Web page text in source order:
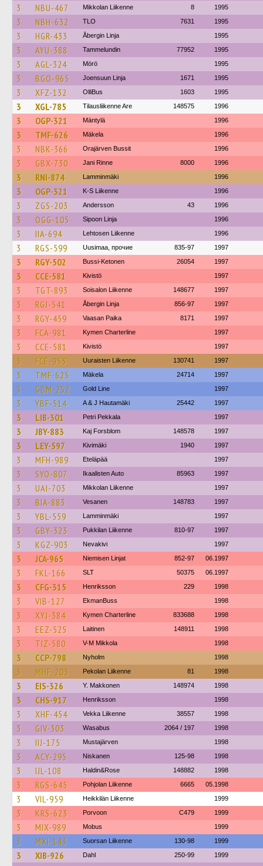
3 NBU-467 Mikkolan Liikenne 8 1995
3 NBH-632 TLO 7631 1995
3 HGR-433 Åbergin Linja 1995
3 AYU-388 Tammelundin 77952 1995
3 AGL-324 Mörö 1995
3 BGO-965 Joensuun Linja 1671 1995
3 XFZ-132 OlliBus 1603 1995
3 XGL-785 Tilausliikenne Are 148575 1996
3 OGP-321 Mäntylä 1996
3 TMF-626 Mäkela 1996
3 NBK-366 Orajärven Bussit 1996
3 GBX-730 Jani Rinne 8000 1996
3 RNI-874 Lamminmäki 1996
3 OGP-321 K-S Liikenne 1996
3 ZGS-203 Andersson 43 1996
3 OGG-105 Sipoon Linja 1996
3 IIA-694 Lehtosen Liikenne 1996
3 RGS-599 Uusimaa, прочие 835-97 1997
3 RGY-502 Bussi-Ketonen 26054 1997
3 CCE-581 Kivistö 1997
3 TGT-893 Soisalon Liikenne 148677 1997
3 RGJ-541 Åbergin Linja 856-97 1997
3 RGY-459 Vaasan Paika 8171 1997
3 FCA-981 Kymen Charterline 1997
3 CCE-581 Kivistö 1997
3 FCE-953 Uuraisten Liikenne 130741 1997
3 TMF-625 Mäkela 24714 1997
3 GBM-252 Gold Line 1997
3 YBF-514 A & J Hautamäki 25442 1997
3 LIB-301 Petri Pekkala 1997
3 JBY-883 Kaj Forsblom 148578 1997
3 LEY-597 Kivimäki 1940 1997
3 MFH-989 Eteläpää 1997
3 SYO-807 Ikaalisten Auto 85963 1997
3 UAI-703 Mikkolan Liikenne 1997
3 BIA-883 Vesanen 148783 1997
3 YBL-559 Lamminmäki 1997
3 GBY-323 Pukkilan Liikenne 810-97 1997
3 KGZ-903 Nevakivi 1997
3 JCA-965 Niemisen Linjat 852-97 06.1997
3 FKL-166 SLT 50375 06.1997
3 CFG-315 Henriksson 229 1998
3 VIB-127 EkmanBuss 1998
3 XYJ-384 Kymen Charterline 833688 1998
3 EEZ-525 Laitinen 148911 1998
3 TIZ-580 V-M Mikkola 1998
3 CCP-798 Nyholm 1998
3 MHF-203 Pekolan Liikenne 81 1998
3 EIS-326 Y. Makkonen 148974 1998
3 CHS-917 Henriksson 1998
3 XHF-454 Vekka Liikenne 38557 1998
3 GIV-303 Wasabus 2064 / 197 1998
3 IIJ-175 Mustajärven 1998
3 ACY-295 Niskanen 125-98 1998
3 IJL-108 Haldin&Rose 148882 1998
3 RGS-645 Pohjolan Liikenne 6665 05.1998
3 VIL-959 Heikkilän Liikenne 1999
3 KRS-623 Porvoon C479 1999
3 MIX-989 Mobus 1999
3 MXI-143 Suorsan Liikenne 130-98 1999
3 XIB-926 Dahl 250-99 1999